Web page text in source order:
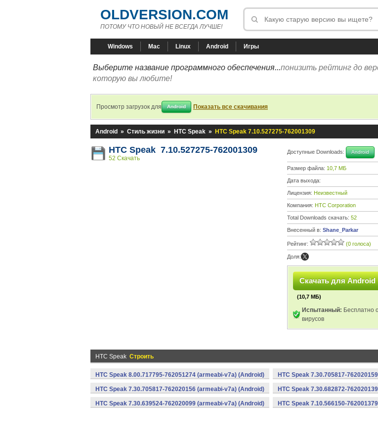
OLDVERSION.COM
ПОТОМУ ЧТО НОВЫЙ НЕ ВСЕГДА ЛУЧШЕ!
Windows Mac Linux Android Игры
Выберите название программного обеспечения...понизить рейтинг до
которую вы любите!
Просмотр загрузок для Android Показать все скачивания
Android » Стиль жизни » HTC Speak » HTC Speak 7.10.527275-762001309
HTC Speak 7.10.527275-762001309
52 Скачать
Доступные Downloads: Android
Размер файла: 10,7 МБ
Дата выхода:
Лицензия: Неизвестный
Компания: HTC Corporation
Total Downloads скачать: 52
Внесенный в: Shane_Parkar
Рейтинг: (0 голоса)
Доля:
Скачать для Android
(10,7 МБ)
Испытанный: Бесплатно
вирусов
HTC Speak Строить
HTC Speak 8.00.717795-762051274 (armeabi-v7a) (Android) HTC Speak 7.30.705817-
HTC Speak 7.30.705817-762020156 (armeabi-v7a) (Android) HTC Speak 7.30.682872-
HTC Speak 7.30.639524-762020099 (armeabi-v7a) (Android) HTC Speak 7.10.566150-